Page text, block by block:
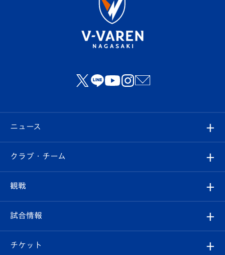
ニュース
すべて
クラブ
試合情報
クラブ・チーム
クラブ概要
観戦
観戦ルール
試合情報
試合日程/結果
チケット